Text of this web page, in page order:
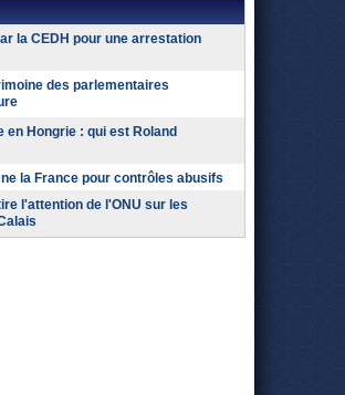
la CEDH pour une arrestation
des parlementaires
Hongrie : qui est Roland
la France pour contrôles abusifs
l'attention de l'ONU sur les